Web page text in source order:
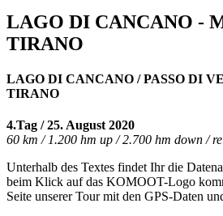
LAGO DI CANCANO -
TIRANO
LAGO DI CANCANO / PASSO DI
TIRANO
4.Tag / 25. August 2020
60 km / 1.200 hm up / 2.700 hm down /
Unterhalb des Textes findet Ihr die
beim Klick auf das KOMOOT-Logo
Seite unserer Tour mit den GPS-Daten